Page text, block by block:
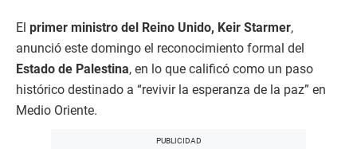
El primer ministro del Reino Unido, Keir Starmer,
anunció este domingo el reconocimiento formal del
Estado de Palestina, en lo que calificó como un paso
histórico destinado a “revivir la esperanza de la paz” en
Medio Oriente.